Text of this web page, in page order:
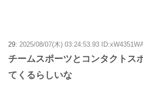
29: 2025/08/07(木) 03:24:53.93
チームスポーツとコンタクトス
てくるらしいな